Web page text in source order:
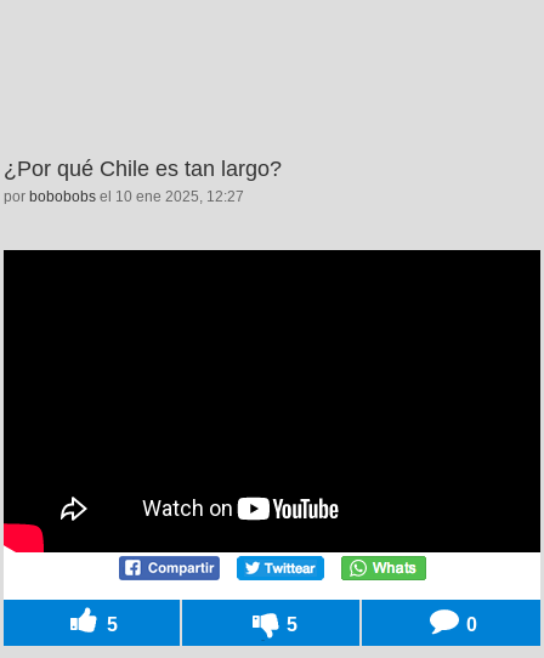
¿Por qué Chile es tan largo?
por bobobobs el 10 ene 2025, 12:27
5 5 0